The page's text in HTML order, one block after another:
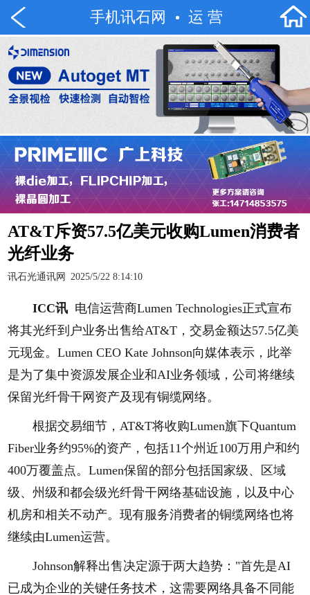
手机讯石网 运 营
AT&T斥资57.5亿美元收购Lumen消费者
光纤业务
讯石光通讯网 2025/5/22 8:14:10
ICC讯 电信运营商Lumen Technologies正式宣布
将其光纤到户业务出售给AT&T，交易金额达57.5亿美
元现金。Lumen CEO Kate Johnson向媒体表示，此举
是为了集中资源发展企业和AI业务领域，公司将继续
保留光纤骨干网资产及现有铜缆网络。
根据交易细节，AT&T将收购Lumen旗下Quantum
Fiber业务约95%的资产，包括11个州近100万用户和约
400万覆盖点。Lumen保留的部分包括国家级、区域
级、州级和都会级光纤骨干网络基础设施，以及中心
机房和相关不动产。现有服务消费者的铜缆网络也将
继续由Lumen运营。
Johnson解释出售决定源于两大趋势："首先是AI
已成为企业的关键任务技术，这需要网络具备不同能